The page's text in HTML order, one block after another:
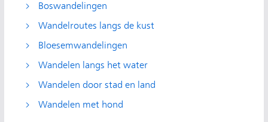
Boswandelingen
Wandelroutes langs de kust
Bloesemwandelingen
Wandelen langs het water
Wandelen door stad en land
Wandelen met hond